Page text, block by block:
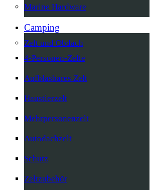
Marine Hardware
Camping
Zelt und Obdach
4-Personen-Zelte
Aufblasbares Zelt
Haustierzelt
Mehrpersonenzelt
Autodachzelt
Schutz
Zeltzubehör